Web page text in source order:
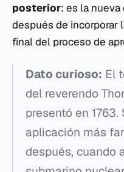
posterior: es la
después de incorporar
final del proceso de
Dato curioso: El
del reverendo
presentó en 1763.
aplicación más
después, cuando